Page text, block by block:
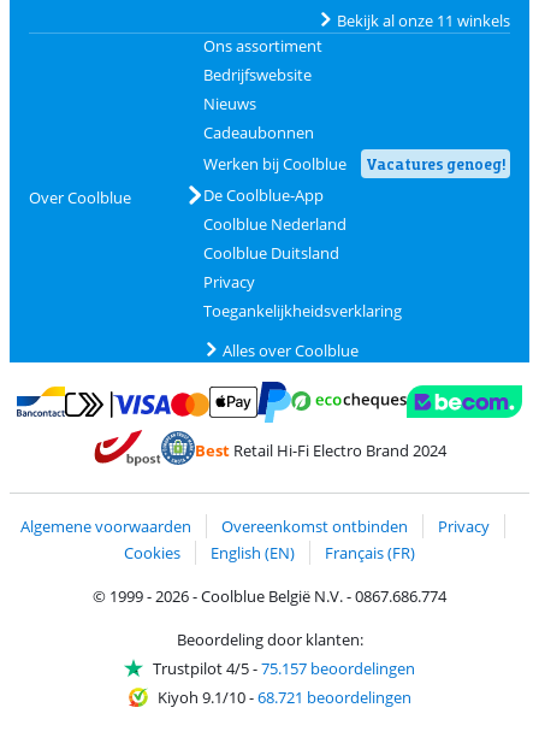
Bekijk al onze 11 winkels
Over Coolblue
Ons assortiment
Bedrijfswebsite
Nieuws
Cadeaubonnen
Werken bij Coolblue
Vacatures genoeg!
De Coolblue-App
Coolblue Nederland
Coolblue Duitsland
Privacy
Toegankelijkheidsverklaring
Alles over Coolblue
Betalen met Bancontact
Betalen met MasterCard en Visa via ClickToPay
BestRetail Hi-Fi Electro Brand 2024
Algemene voorwaarden Overeenkomst ontbinden
Privacy
Cookies
English (EN)
Français (FR)
© 1999 - 2026 - Coolblue België N.V. - 0867.686.774
Beoordeling door klanten:
Trustpilot 4/5-75.157 beoordelingen
Kiyoh 9.1/10-68.721 beoordelingen